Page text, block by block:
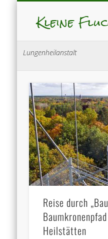
Kleine
Lungenheilanstalt
Reise durch
Heilstätten